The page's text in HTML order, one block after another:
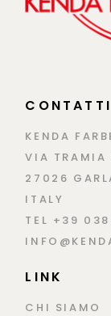
CONTATTI
KENDA
VIA TRAMIA
27026
ITALY
TEL +39
LINK
CHI SIAMO